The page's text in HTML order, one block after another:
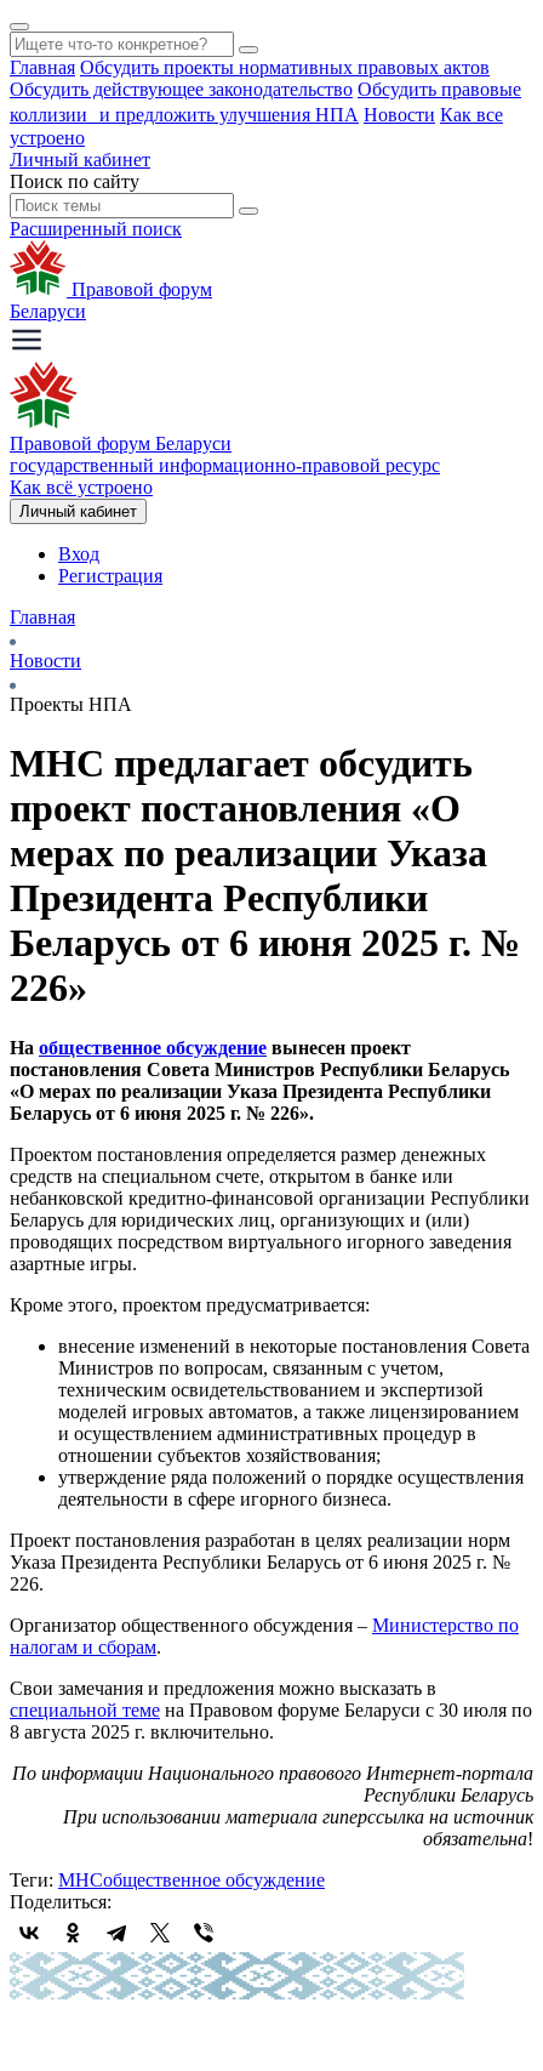
Главная Обсудить проекты нормативных правовых актов
Обсудить действующее законодательство Обсудить правовые
коллизии и предложить улучшения НПА Новости Как все
устроено
Личный кабинет
Поиск по сайту
Расширенный поиск
Правовой форум
Беларуси
Правовой форум Беларуси
государственный информационно-правовой ресурс
Как всё устроено
Личный кабинет
Вход
Регистрация
Главная
Новости
Проекты НПА
МНС предлагает обсудить
проект постановления «О
мерах по реализации Указа
Президента Республики
Беларусь от 6 июня 2025 г. №
226»
На общественное обсуждение вынесен проект
постановления Совета Министров Республики Беларусь
«О мерах по реализации Указа Президента Республики
Беларусь от 6 июня 2025 г. № 226».
Проектом постановления определяется размер денежных
средств на специальном счете, открытом в банке или
небанковской кредитно-финансовой организации Республики
Беларусь для юридических лиц, организующих и (или)
проводящих посредством виртуального игорного заведения
азартные игры.
Кроме этого, проектом предусматривается:
внесение изменений в некоторые постановления Совета
Министров по вопросам, связанным с учетом,
техническим освидетельствованием и экспертизой
моделей игровых автоматов, а также лицензированием
и осуществлением административных процедур в
отношении субъектов хозяйствования;
утверждение ряда положений о порядке осуществления
деятельности в сфере игорного бизнеса.
Проект постановления разработан в целях реализации норм
Указа Президента Республики Беларусь от 6 июня 2025 г. №
226.
Организатор общественного обсуждения – Министерство по
налогам и сборам.
Свои замечания и предложения можно высказать в
специальной теме на Правовом форуме Беларуси с 30 июля по
8 августа 2025 г. включительно.
По информации Национального правового Интернет-портала
Республики Беларусь
При использовании материала гиперссылка на источник
обязательна!
Теги: МНСобщественное обсуждение
Поделиться: